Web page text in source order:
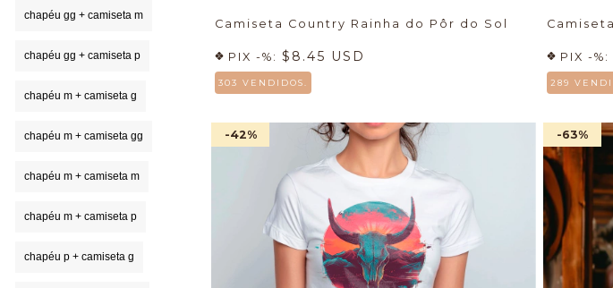
chapéu gg + camiseta m
chapéu gg + camiseta p
chapéu m + camiseta g
chapéu m + camiseta gg
chapéu m + camiseta m
chapéu m + camiseta p
chapéu p + camiseta g
Camiseta Country Rainha do Pôr do Sol
PIX -%: $8.45 USD
303 VENDIDOS.
PIX -%:
289
-42% -63%